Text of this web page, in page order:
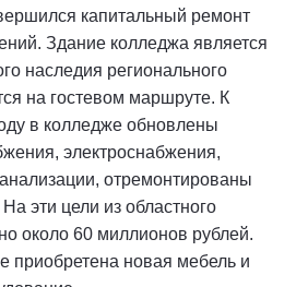
капитальный ремонт
Здание колледжа является
наследия регионального
на гостевом маршруте. К
в колледже обновлены
электроснабжения,
отремонтированы
эти цели из областного
около 60 миллионов рублей.
приобретена новая мебель и